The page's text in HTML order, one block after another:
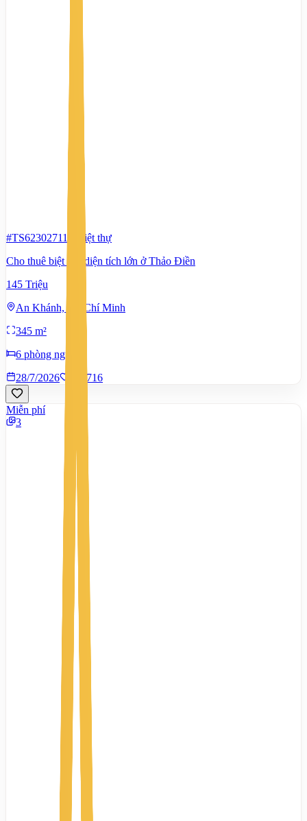
#TS62302711
Biệt thự
Cho thuê biệt thự diện tích lớn ở Thảo Điền
145 Triệu
An Khánh, Hồ Chí Minh
345 m²
6 phòng ngủ
28/7/2026
716
Miễn phí
3